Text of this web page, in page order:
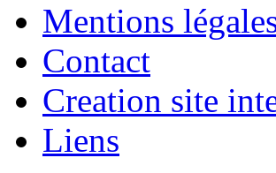
Mentions
Contact
Creation site
Liens